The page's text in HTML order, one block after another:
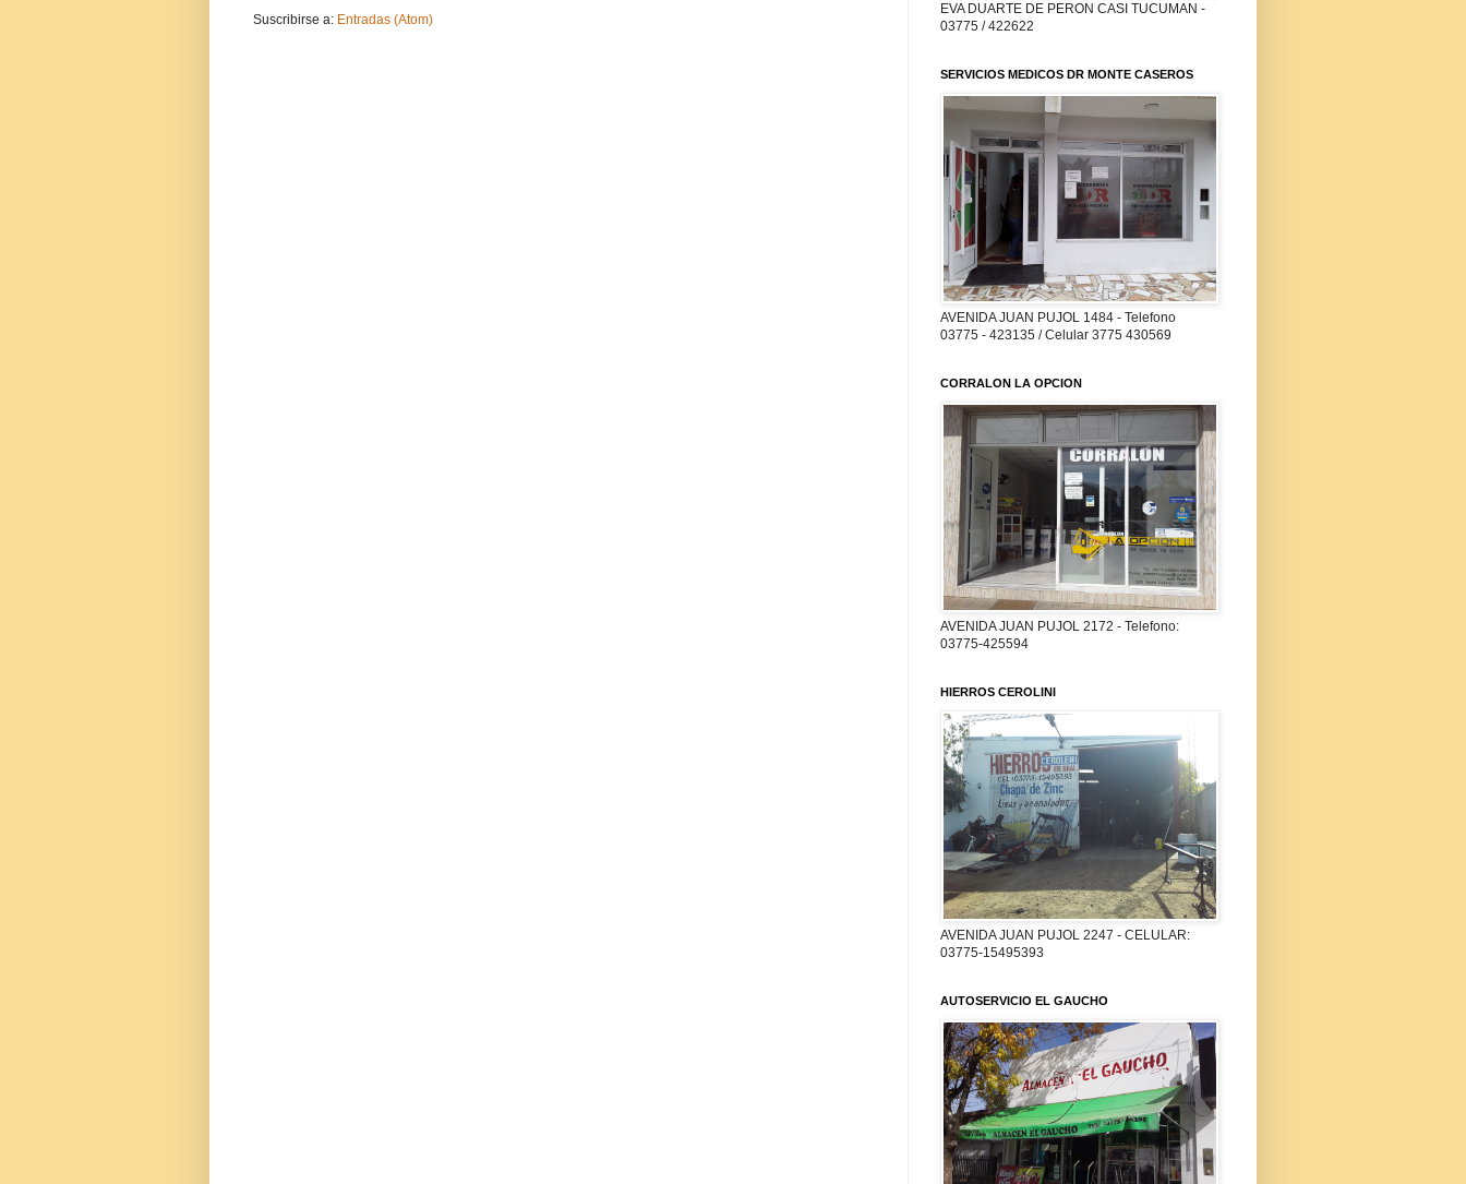
Suscribirse a: Entradas (Atom)
EVA DUARTE DE PERON CASI TUCUMAN -
03775 / 422622
SERVICIOS MEDICOS DR MONTE CASEROS
AVENIDA JUAN PUJOL 1484 - Telefono
03775 - 423135 / Celular 3775 430569
CORRALON LA OPCION
AVENIDA JUAN PUJOL 2172 - Telefono:
03775-425594
HIERROS CEROLINI
AVENIDA JUAN PUJOL 2247 - CELULAR:
03775-15495393
AUTOSERVICIO EL GAUCHO